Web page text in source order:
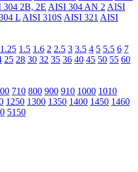
304 2B, 2E AISI 304 AN 2 AISI
L AISI 310S AISI 321 AISI
1.25 1.5 1.6 2 2.5 3 3.5 4 5 5.5 6 7
25 28 30 32 35 36 40 45 50 55 60
710 800 900 910 1000 1010
1250 1300 1350 1400 1450 1460
5150